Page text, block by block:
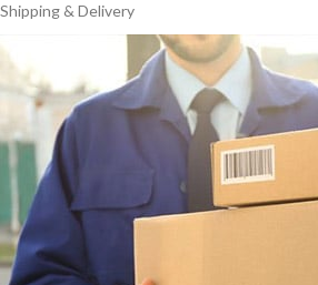
Shipping & Delivery